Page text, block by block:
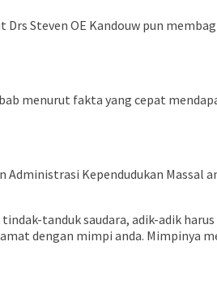
Steven OE Kandouw pun
menurut fakta yang cepat
Kependudukan Massal
tanduk saudara, adik-adik
dengan mimpi anda. Mimpinya